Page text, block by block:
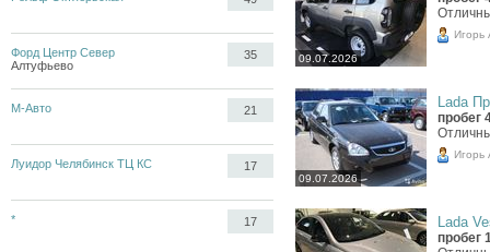
Форд Центр Север
Алтуфьево
35
М-Авто 21
Луидор Челябинск ТЦ КС 17
* 17
09.07.2026
Игорь
09.07.2026
Lada
пробег
Игорь
Lada
пробег